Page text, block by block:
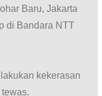
Baru, Jakarta
di Bandara NTT
kekerasan